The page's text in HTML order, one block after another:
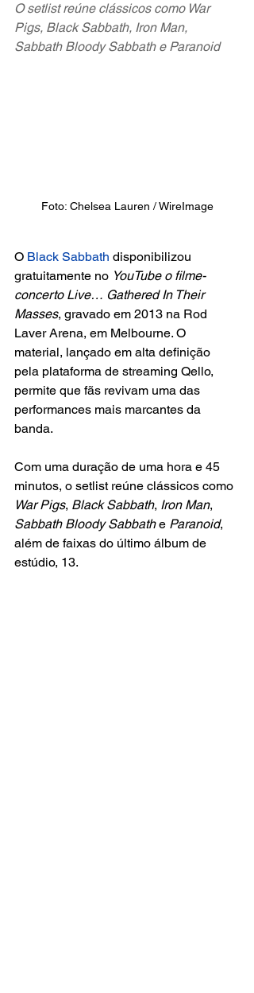
O setlist reúne clássicos como War
Pigs, Black Sabbath, Iron Man,
Sabbath Bloody Sabbath e Paranoid
Foto: Chelsea Lauren / WireImage
O Black Sabbath disponibilizou
gratuitamente no YouTube o filme-
concerto Live… Gathered In Their
Masses, gravado em 2013 na Rod
Laver Arena, em Melbourne. O
material, lançado em alta definição
pela plataforma de streaming Qello,
permite que fãs revivam uma das
performances mais marcantes da
banda.
Com uma duração de uma hora e 45
minutos, o setlist reúne clássicos como
War Pigs, Black Sabbath, Iron Man,
Sabbath Bloody Sabbath e Paranoid,
além de faixas do último álbum de
estúdio, 13.